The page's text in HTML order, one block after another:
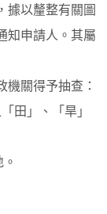
據以釐整有關圖
知申請人。其屬
關得予抽查：
田」、「旱」